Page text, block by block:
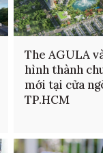
The AGULA
hình thành
mới tại cửa
TP.HCM